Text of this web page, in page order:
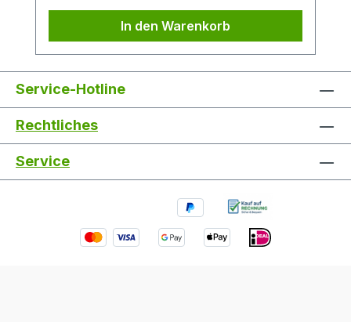
In den Warenkorb
Service-Hotline
Rechtliches
Service